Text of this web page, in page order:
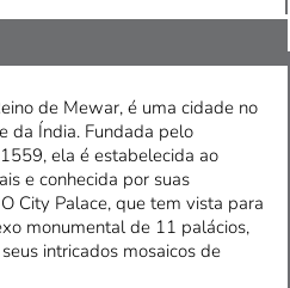
de Mewar, é uma cidade no
da Índia. Fundada pelo
ela é estabelecida ao
e conhecida por suas
City Palace, que tem vista para
monumental de 11 palácios,
intricados mosaicos de